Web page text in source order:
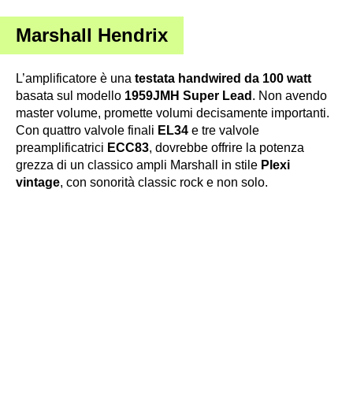
Marshall Hendrix
L’amplificatore è una testata handwired da 100 watt
basata sul modello 1959JMH Super Lead . Non avendo
master volume, promette volumi decisamente importanti.
Con quattro valvole finali EL34 e tre valvole
preamplificatrici ECC83, dovrebbe offrire la potenza
grezza di un classico ampli Marshall in stile Plexi
vintage, con sonorità classic rock e non solo.